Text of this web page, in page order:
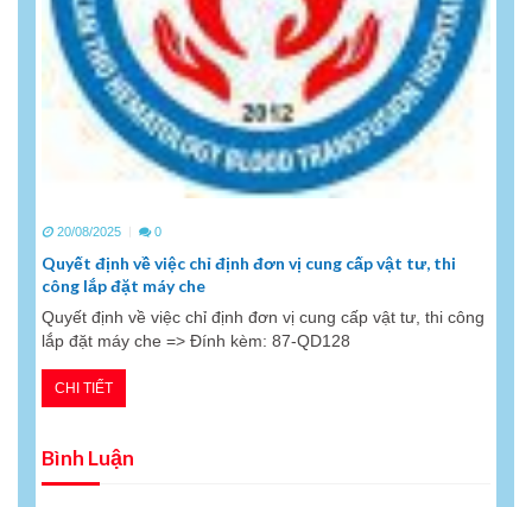
20/08/2025 0
Quyết định về việc chỉ định đơn vị cung cấp vật tư, thi
công lắp đặt máy che
Quyết định về việc chỉ định đơn vị cung cấp vật tư, thi công
lắp đặt máy che => Đính kèm: 87-QD128
CHI TIẾT
Bình Luận